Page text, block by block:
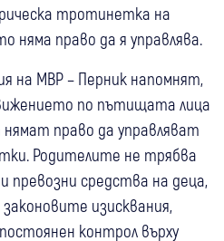
тротинетка на
няма право да я управлява.
на МВР – Перник напомнят,
по пътищата лица
право да управляват
Родителите не трябва
превозни средства на деца,
изисквания,
контрол върху